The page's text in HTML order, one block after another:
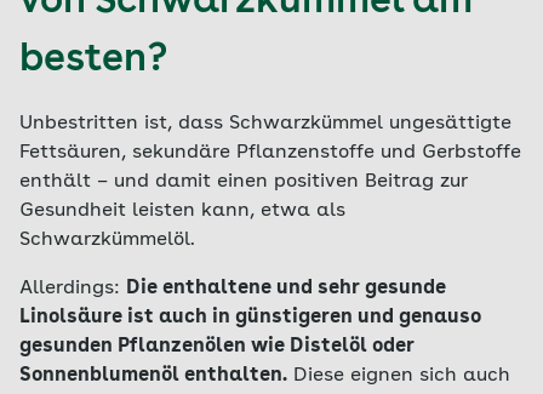
besten?
Unbestritten ist, dass Schwarzkümmel ungesättigte
Fettsäuren, sekundäre Pflanzenstoffe und Gerbstoffe
enthält – und damit einen positiven Beitrag zur
Gesundheit leisten kann, etwa als
Schwarzkümmelöl.
Allerdings: Die enthaltene und sehr gesunde
Linolsäure ist auch in günstigeren und genauso
gesunden Pflanzenölen wie Distelöl oder
Sonnenblumenöl enthalten. Diese eignen sich auch